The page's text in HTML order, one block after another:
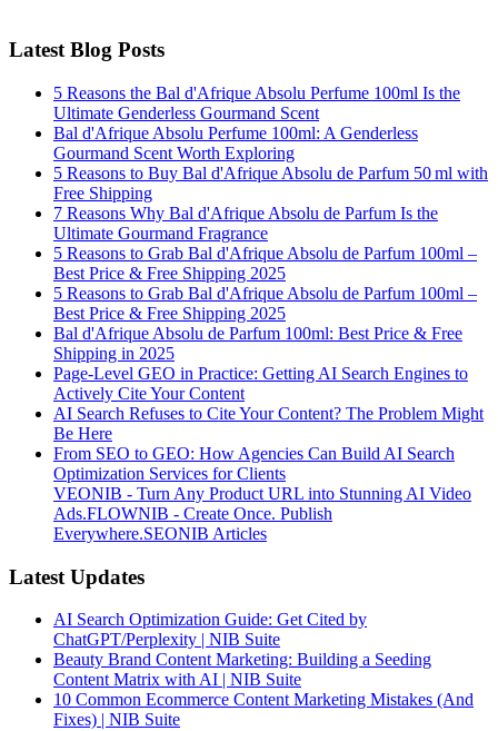
Latest Blog Posts
5 Reasons the Bal d'Afrique Absolu Perfume 100ml Is the
Ultimate Genderless Gourmand Scent
Bal d'Afrique Absolu Perfume 100ml: A Genderless
Gourmand Scent Worth Exploring
5 Reasons to Buy Bal d'Afrique Absolu de Parfum 50 ml with
Free Shipping
7 Reasons Why Bal d'Afrique Absolu de Parfum Is the
Ultimate Gourmand Fragrance
5 Reasons to Grab Bal d'Afrique Absolu de Parfum 100ml –
Best Price & Free Shipping 2025
5 Reasons to Grab Bal d'Afrique Absolu de Parfum 100ml –
Best Price & Free Shipping 2025
Bal d'Afrique Absolu de Parfum 100ml: Best Price & Free
Shipping in 2025
Page-Level GEO in Practice: Getting AI Search Engines to
Actively Cite Your Content
AI Search Refuses to Cite Your Content? The Problem Might
Be Here
From SEO to GEO: How Agencies Can Build AI Search
Optimization Services for Clients
VEONIB - Turn Any Product URL into Stunning AI Video
Ads.FLOWNIB - Create Once. Publish
Everywhere.SEONIB Articles
Latest Updates
AI Search Optimization Guide: Get Cited by
ChatGPT/Perplexity | NIB Suite
Beauty Brand Content Marketing: Building a Seeding
Content Matrix with AI | NIB Suite
10 Common Ecommerce Content Marketing Mistakes (And
Fixes) | NIB Suite